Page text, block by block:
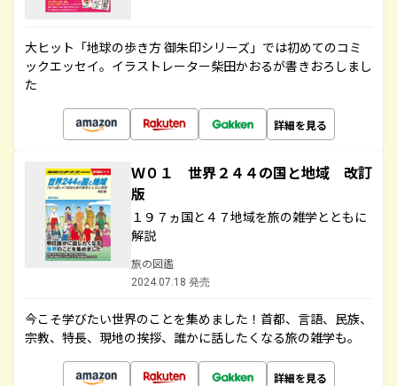
大ヒット「地球の歩き方 御朱印シリーズ」では初めてのコミ
ックエッセイ。イラストレーター柴田かおるが書きおろしまし
た
詳細を見る
Ｗ０１ 世界２４４の国と地域 改訂
版
１９７ヵ国と４７地域を旅の雑学とともに
解説
旅の図鑑
2024.07.18 発売
今こそ学びたい世界のことを集めました！首都、言語、民族、
宗教、特長、現地の挨拶、誰かに話したくなる旅の雑学も。
詳細を見る